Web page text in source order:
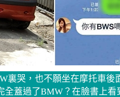
裏哭，也不願坐在摩托車後
全蓋過了BMW？在臉書上